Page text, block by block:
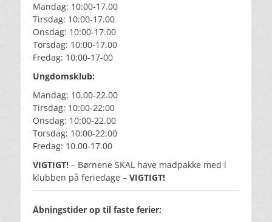
Mandag: 10:00-17.00
Tirsdag: 10:00-17.00
Onsdag: 10:00-17.00
Torsdag: 10:00-17.00
Fredag: 10:00-17-00
Ungdomsklub:
Mandag: 10.00-22.00
Tirsdag: 10:00-22:00
Onsdag: 10:00-22.00
Torsdag: 10:00-22:00
Fredag: 10.00-17.00
VIGTIGT! – Børnene SKAL have madpakke med i
klubben på feriedage – VIGTIGT!
Åbningstider op til faste ferier: